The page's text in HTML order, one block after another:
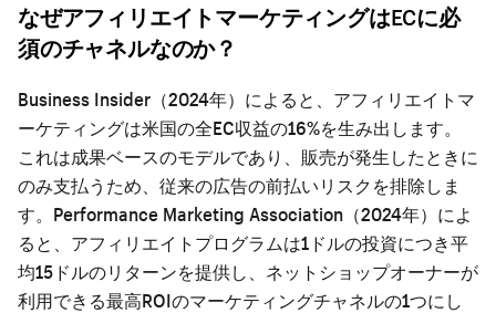
なぜアフィリエイトマーケティングはECに必
須のチャネルなのか？
Business Insider（2024年）によると、アフィリエイトマ
ーケティングは米国の全EC収益の16%を生み出します。
これは成果ベースのモデルであり、販売が発生したときに
のみ支払うため、従来の広告の前払いリスクを排除しま
す。Performance Marketing Association（2024年）によ
ると、アフィリエイトプログラムは1ドルの投資につき平
均15ドルのリターンを提供し、ネットショップオーナーが
利用できる最高ROIのマーケティングチャネルの1つにし